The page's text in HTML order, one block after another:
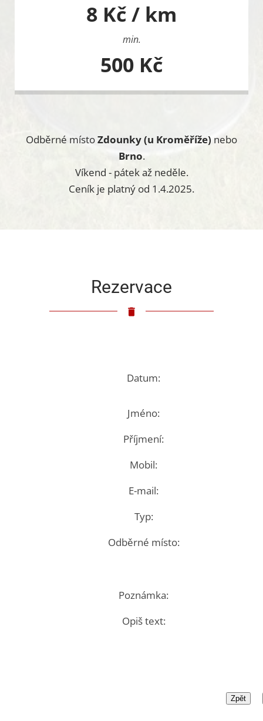
8 Kč / km
min.
500 Kč
Odběrné místoZdounky (u Kroměříže) nebo
Brno.
Víkend - pátek až neděle.
Ceník je platný od 1.4.2025.
Rezervace
Datum:
Jméno:
Příjmení:
Mobil:
E-mail:
Typ:
Odběrné místo:
Poznámka:
Opiš text: